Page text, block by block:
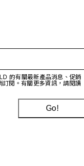
的有關最新產品消息、促銷
閱。有關更多資訊，請閱讀
Go!